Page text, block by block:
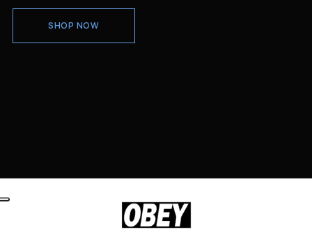
SHOP NOW